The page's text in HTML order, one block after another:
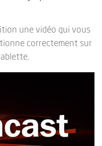
une vidéo qui vous
correctement sur